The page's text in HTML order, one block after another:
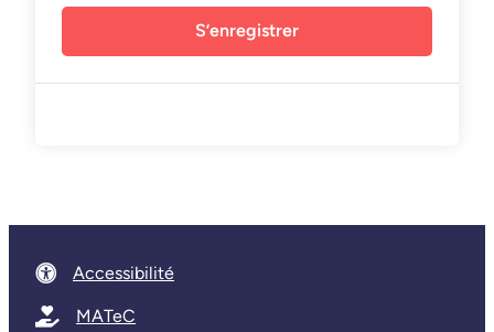
S’enregistrer
Accessibilité
MATeC